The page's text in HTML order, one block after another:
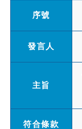
序號
發言人
主旨
符合條款